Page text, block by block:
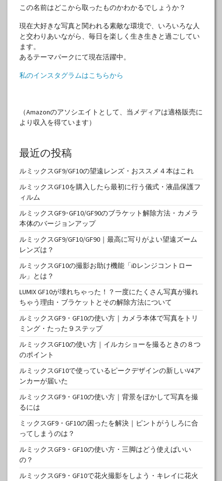
この名前はどこから取ったものかわかるでしょうか？
現在大好きな写真と関われる素敵な環境で、いろいろな人
と交わりあいながら、毎日を楽しく生き生きと過ごしてい
ます。
あるテーマパークにて現在活躍中。
私のインスタグラムはこちらから
（Amazonのアソシエイトとして、当メディアは適格販売に
より収入を得ています）
最近の投稿
ルミックスGF9/GF10の望遠レンズ・おススメ４本はこれ
ルミックスGF10を購入したら最初に行う儀式・液晶保護フ
ィルム
ルミックスGF9･GF10/GF90のブラケット解除方法・カメラ
本体のバージョンアップ
ルミックスGF9/GF10/GF90｜最高に写りがよい望遠ズーム
レンズは？
ルミックスGF10の撮影お助け機能「iDレンジコントロー
ル」とは？
LUMIX GF10が壊れちゃった！？一度にたくさん写真が撮れ
ちゃう理由・ブラケットとその解除方法について
ルミックスGF9・GF10の使い方｜カメラ本体で写真をトリ
ミング・たった９ステップ
ルミックスGF10の使い方｜イルカショーを撮るときの８つ
のポイント
ルミックスGF10で使っているピークデザインの新しいV4ア
ンカーが届いた
ルミックスGF9・GF10の使い方｜背景をぼかして写真を撮
るには
ミックスGF9・GF10の困ったを解決｜ピントがうしろに合
ってしまうのは？
ルミックスGF9・GF10の使い方・三脚はどう使えばいい
の？
ルミックスGF9・GF10で花火撮影をしよう・キレイに花火